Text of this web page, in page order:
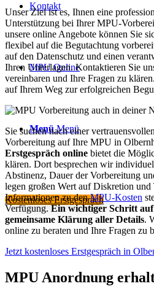
Kontakt
MPU Online
Menü Menü
Kostenloses Erstgespräch
Unser Ziel ist es, Ihnen eine
Unterstützung bei Ihrer MPU-
unsere online Angebote können Sie
flexibel auf die Begutachtung
auf den Datenschutz und einen
Ihren Unterlagen. Kontaktieren Sie
vereinbaren und Ihre Fragen zu
auf Ihrem Weg zur erfolgreichen
Sie suchen nach einer
Vorbereitung auf Ihre MPU in
Erstgespräch online bietet die
klären. Dort besprechen wir
Abstinenz, Dauer der Vorbereitung
legen großen Wert auf Diskretion und
Informationen zu denMPU-Kosten
Verfügung.Ein wichtiger Schritt
gemeinsame Klärung aller Details.
online zu beraten und Ihre Fragen zu
Jetzt kostenloses Erstgespräch in
MPU Anordnung